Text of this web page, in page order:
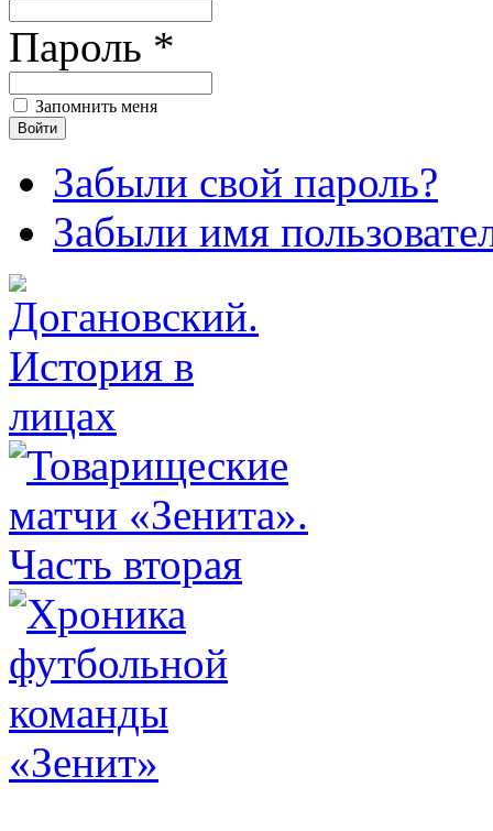
Пароль *
Запомнить меня
Забыли свой пароль?
Забыли имя